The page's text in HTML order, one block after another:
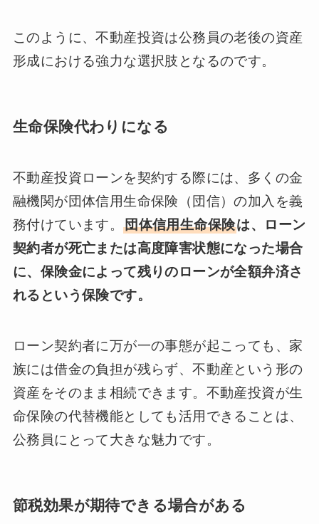
このように、不動産投資は公務員の老後の資産
形成における強力な選択肢となるのです。
生命保険代わりになる
不動産投資ローンを契約する際には、多くの金
融機関が団体信用生命保険（団信）の加入を義
務付けています。団体信用生命保険は、ローン
契約者が死亡または高度障害状態になった場合
に、保険金によって残りのローンが全額弁済さ
れるという保険です。
ローン契約者に万が一の事態が起こっても、家
族には借金の負担が残らず、不動産という形の
資産をそのまま相続できます。不動産投資が生
命保険の代替機能としても活用できることは、
公務員にとって大きな魅力です。
節税効果が期待できる場合がある